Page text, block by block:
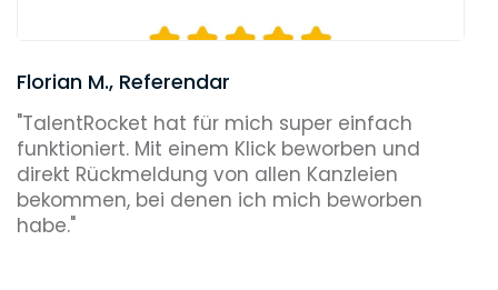
Florian M., Referendar
"TalentRocket hat für mich super einfach
funktioniert. Mit einem Klick beworben und
direkt Rückmeldung von allen Kanzleien
bekommen, bei denen ich mich beworben
habe."